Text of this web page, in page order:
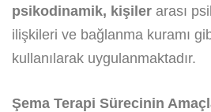
psikodinamik, kişiler arası
ilişkileri ve bağlanma kuramı
kullanılarak uygulanmaktadır.
Şema Terapi Sürecinin